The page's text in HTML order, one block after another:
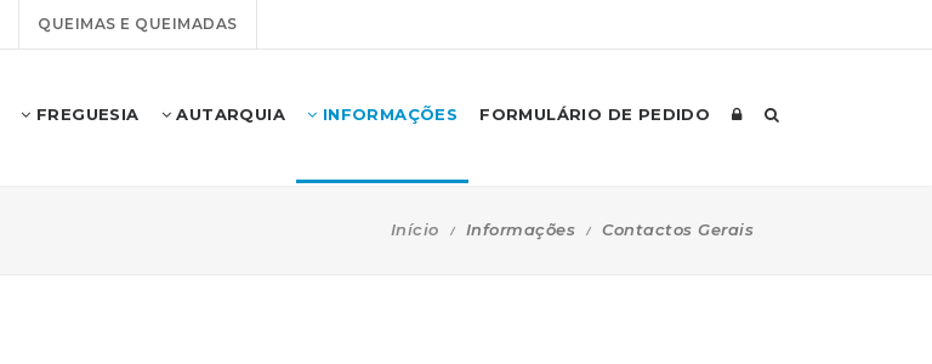
QUEIMAS E QUEIMADAS
FREGUESIA AUTARQUIA INFORMAÇÕES FORMULÁRIO DE PEDIDO
Início Informações Contactos Gerais